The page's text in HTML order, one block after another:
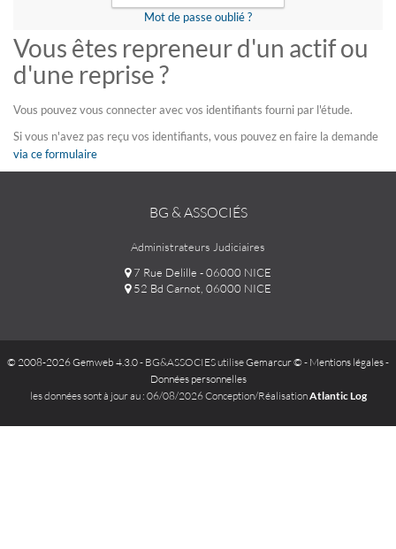
Mot de passe oublié ?
Vous êtes repreneur d'un actif ou
d'une reprise ?
Vous pouvez vous connecter avec vos identifiants fourni par l'étude.
Si vous n'avez pas reçu vos identifiants, vous pouvez en faire la demande
via ce formulaire
BG & ASSOCIÉS
Administrateurs Judiciaires
7 Rue Delille - 06000 NICE
52 Bd Carnot, 06000 NICE
© 2008-2026 Gemweb 4.3.0- BG&ASSOCIES utiliseGemarcur © - Mentions légales-
Données personnelles
les données sont à jour au : 06/08/2026 Conception/RéalisationAtlantic Log